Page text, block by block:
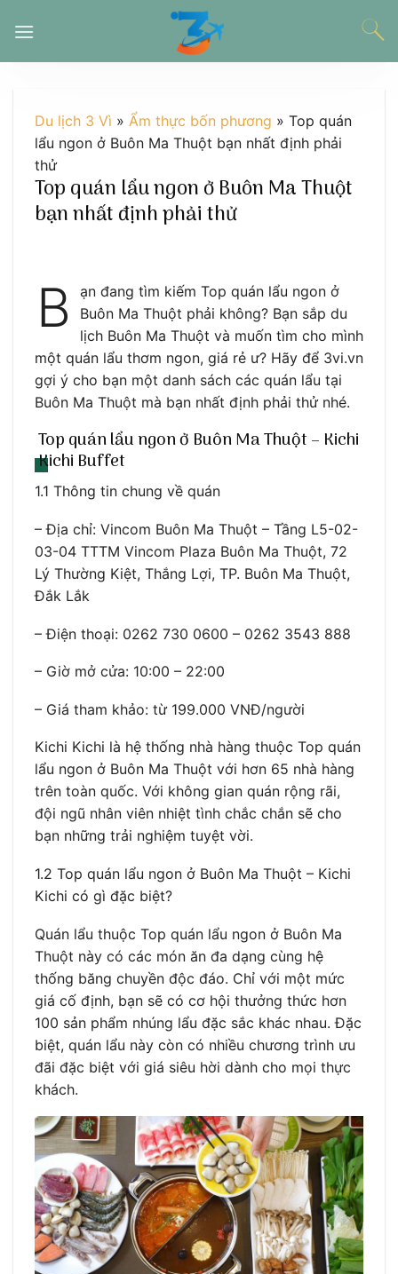
đến
Du lịch 3 Vì » Ẩm thực bốn phương » Top quán
lẩu ngon ở Buôn Ma Thuột bạn nhất định phải
thử
Top quán lẩu ngon ở Buôn Ma Thuột
bạn nhất định phải thử
B
ạn đang tìm kiếm Top quán lẩu ngon ở
Buôn Ma Thuột phải không? Bạn sắp du
lịch Buôn Ma Thuột và muốn tìm cho mình
một quán lẩu thơm ngon, giá rẻ ư? Hãy để 3vi.vn
gợi ý cho bạn một danh sách các quán lẩu tại
Buôn Ma Thuột mà bạn nhất định phải thử nhé.
Top quán lẩu ngon ở Buôn Ma Thuột – Kichi
Kichi Buffet
1.1 Thông tin chung về quán
– Địa chỉ: Vincom Buôn Ma Thuột – Tầng L5-02-
03-04 TTTM Vincom Plaza Buôn Ma Thuột, 72
Lý Thường Kiệt, Thắng Lợi, TP. Buôn Ma Thuột,
Đắk Lắk
– Điện thoại: 0262 730 0600 – 0262 3543 888
– Giờ mở cửa: 10:00 – 22:00
– Giá tham khảo: từ 199.000 VNĐ/người
Kichi Kichi là hệ thống nhà hàng thuộc Top quán
lẩu ngon ở Buôn Ma Thuột với hơn 65 nhà hàng
trên toàn quốc. Với không gian quán rộng rãi,
đội ngũ nhân viên nhiệt tình chắc chắn sẽ cho
bạn những trải nghiệm tuyệt vời.
1.2 Top quán lẩu ngon ở Buôn Ma Thuột – Kichi
Kichi có gì đặc biệt?
Quán lẩu thuộc Top quán lẩu ngon ở Buôn Ma
Thuột này có các món ăn đa dạng cùng hệ
thống băng chuyền độc đáo. Chỉ với một mức
giá cố định, bạn sẽ có cơ hội thưởng thức hơn
100 sản phẩm nhúng lẩu đặc sắc khác nhau. Đặc
biệt, quán lẩu này còn có nhiều chương trình ưu
đãi đặc biệt với giá siêu hời dành cho mọi thực
khách.